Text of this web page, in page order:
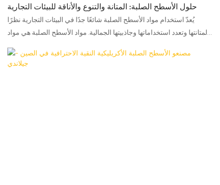
حلول الأسطح الصلبة: المتانة والتنوع والأناقة للبيئات التجارية
يُعدّ استخدام مواد الأسطح الصلبة شائعًا جدًا في البيئات التجارية نظرًا
لمتانتها وتعدد استخداماتها وجاذبيتها الجمالية. مواد الأسطح الصلبة هي مواد
مركبة مصممة هندسيًا، مصنوعة بشكل أساسي من راتنجات الأكريليك
والبوليستر، بالإضافة إلى مسحوق الهيدروكسيد.